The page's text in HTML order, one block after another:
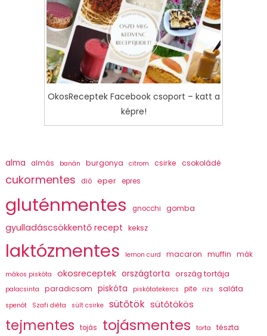
OkosReceptek Facebook csoport – katt a
képre!
alma almás banán burgonya citrom csirke csokoládé
cukormentes dió eper epres
gluténmentes gnocchi gomba
gyulladáscsökkentő recept keksz
laktózmentes lemon curd macaron muffin mák
mákos piskóta okosreceptek országtorta ország tortája
palacsinta paradicsom piskóta piskótatekercs pite rizs saláta
spenót Szafi diéta sült csirke sütőtök sütőtökös
tejmentes tojás tojásmentes torta tészta